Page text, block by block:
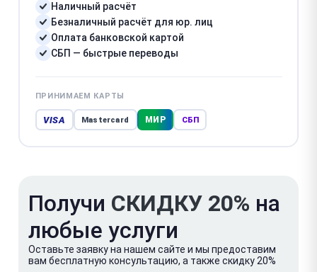
Наличный расчёт
Безналичный расчёт для юр. лиц
Оплата банковской картой
СБП — быстрые переводы
ПРИНИМАЕМ КАРТЫ
VISA Mastercard МИР СБП
Получи СКИДКУ 20% на
любые услуги
Оставьте заявку на нашем сайте и мы предоставим
вам бесплатную консультацию, а также скидку 20%